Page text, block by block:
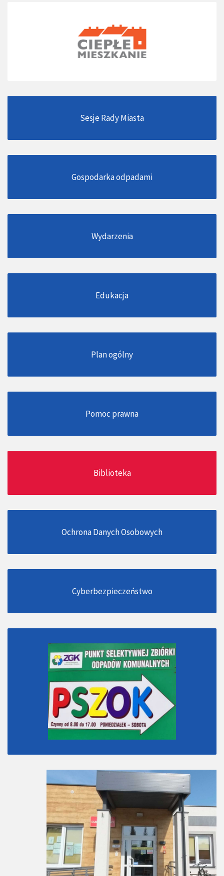
Sesje Rady Miasta
Gospodarka odpadami
Wydarzenia
Edukacja
Plan ogólny
Pomoc prawna
Biblioteka
Ochrona Danych Osobowych
Cyberbezpieczeństwo